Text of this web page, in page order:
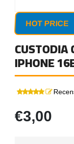
HOT PRICE
CUSTODIA
IPHONE
€3,00